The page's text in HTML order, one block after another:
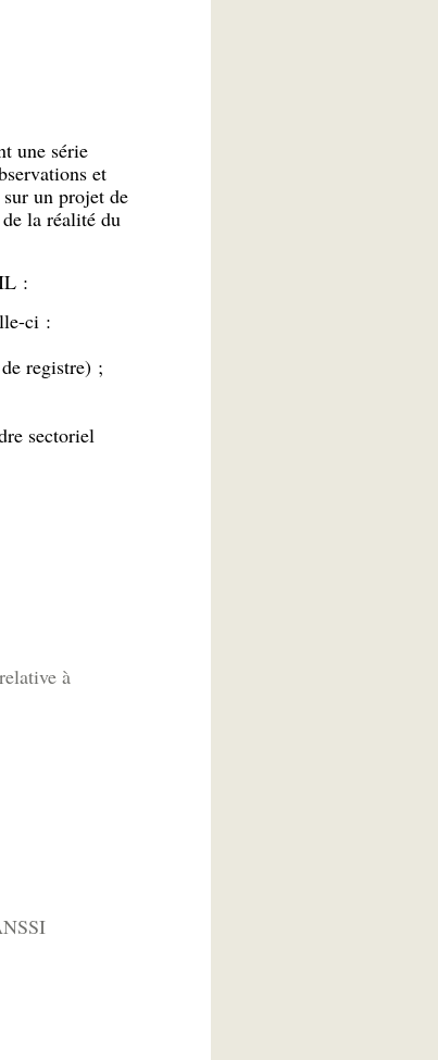
une série
et
un projet de
la réalité du
:
ci :
registre) ;
sectoriel
à